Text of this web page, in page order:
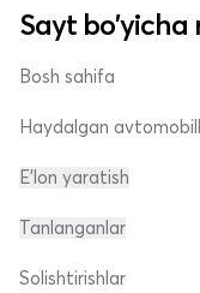
Sayt bo'yicha
Bosh sahifa
Haydalgan
E'lon yaratish
Tanlanganlar
Solishtirishlar